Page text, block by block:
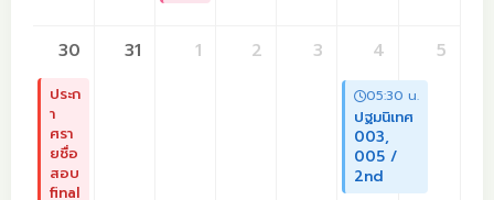
30
ประก
า
ศรา
ยชื่อ
สอบ
final
31 1 2 3 4
05:30 น.
ปฐมนิเทศ
003,
005 /
2nd
5